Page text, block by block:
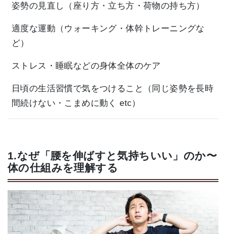
姿勢の見直し（座り方・立ち方・荷物の持ち方）
適度な運動（ウォーキング・体幹トレーニングな
ど）
ストレス・睡眠などの身体全体のケア
日頃の生活習慣で気をつけること（同じ姿勢を長時
間続けない・こまめに動く etc）
1.なぜ「腰を伸ばすと気持ちいい」のか〜
体の仕組みを理解する